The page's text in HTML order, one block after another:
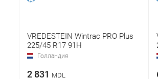
VREDESTEIN Wintrac PRO Plus
225/45 R17 91H
Голландия
2 831 MDL